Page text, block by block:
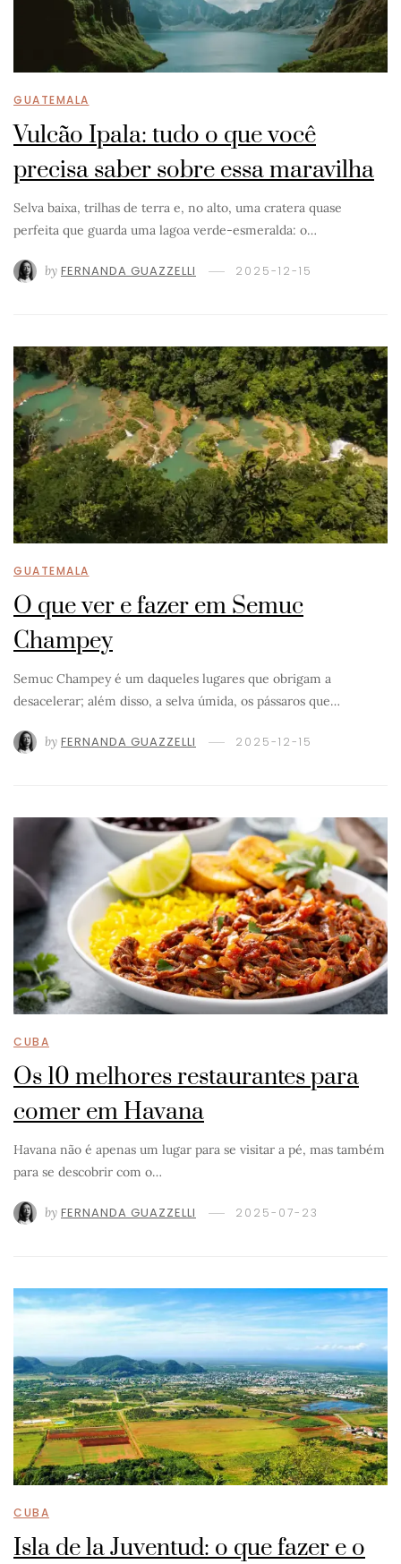
GUATEMALA
Vulcão Ipala: tudo o que você
precisa saber sobre essa maravilha
Selva baixa, trilhas de terra e, no alto, uma cratera quase
perfeita que guarda uma lagoa verde-esmeralda: o…
by FERNANDA GUAZZELLI 2025-12-15
GUATEMALA
O que ver e fazer em Semuc
Champey
Semuc Champey é um daqueles lugares que obrigam a
desacelerar; além disso, a selva úmida, os pássaros que…
by FERNANDA GUAZZELLI 2025-12-15
CUBA
Os 10 melhores restaurantes para
comer em Havana
Havana não é apenas um lugar para se visitar a pé, mas também
para se descobrir com o…
by FERNANDA GUAZZELLI 2025-07-23
CUBA
Isla de la Juventud: o que fazer e o